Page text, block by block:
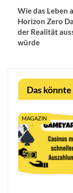
Wie das Leben
Horizon Zero
der Realität
würde
Das
MAGAZIN